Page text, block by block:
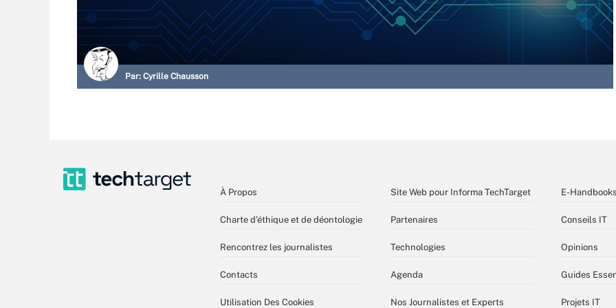
Par: Cyrille Chausson
À Propos
Charte d’éthique et de déontologie
Rencontrez les journalistes
Contacts
Utilisation Des Cookies
Site Web pour Informa TechTarget
Partenaires
Technologies
Agenda
Nos Journalistes et Experts
E-Handbooks
Conseils IT
Opinions
Guides
Projets IT